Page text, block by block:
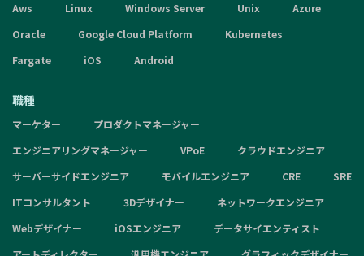
Aws Linux Windows Server Unix
Azure
Oracle
Google Cloud Platform
Kubernetes
Fargate
iOS Android
職種
マーケター
プロダクトマネージャー
エンジニアリングマネージャー
VPoE
クラウドエンジニア
サーバーサイドエンジニア
モバイルエンジニア CRE
SRE
ITコンサルタント
3Dデザイナー
ネットワークエンジニア
Webデザイナー
iOSエンジニア
データサイエンティスト